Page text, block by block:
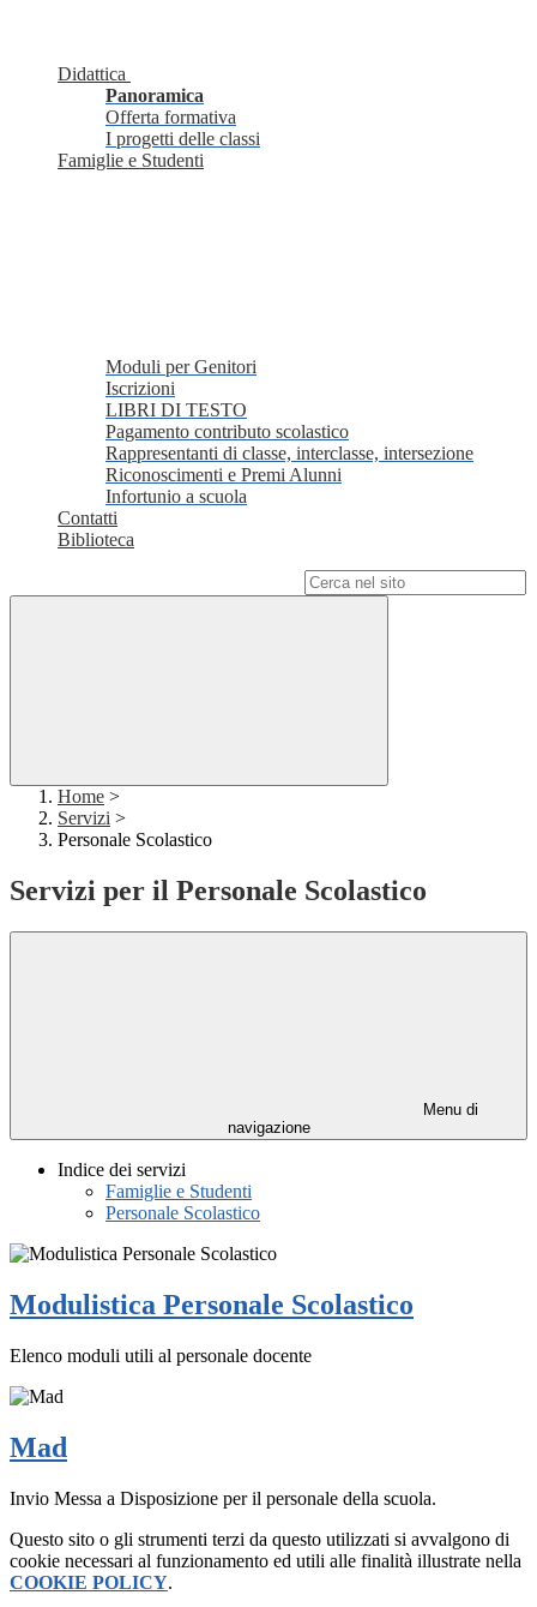
Didattica
Panoramica
Offerta formativa
I progetti delle classi
Famiglie e Studenti
Moduli per Genitori
Iscrizioni
LIBRI DI TESTO
Pagamento contributo scolastico
Rappresentanti di classe, interclasse, intersezione
Riconoscimenti e Premi Alunni
Infortunio a scuola
Contatti
Biblioteca
Home >
Servizi >
Personale Scolastico
Servizi per il Personale Scolastico
Menu di
navigazione
Indice dei servizi
Famiglie e Studenti
Personale Scolastico
Modulistica Personale Scolastico
Elenco moduli utili al personale docente
Mad
Invio Messa a Disposizione per il personale della scuola.
Questo sito o gli strumenti terzi da questo utilizzati si avvalgono di
cookie necessari al funzionamento ed utili alle finalità illustrate nella
COOKIE POLICY.